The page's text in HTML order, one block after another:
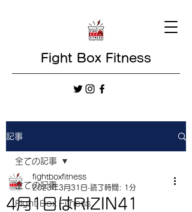
Fight Box Fitness
記事
全ての記事
Fight Box Fitness
全ての記事
4月1日はRIZIN41
fightboxfitness
2023年3月31日 読了時間: 1分